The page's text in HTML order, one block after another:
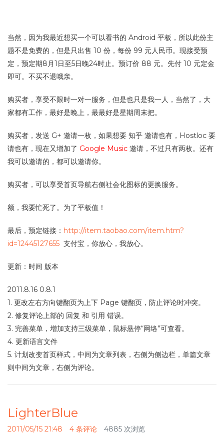
当然，因为我最近想买一个可以看书的 Android 平板，所以此份主
题不是免费的，但是只出售 10 份，每份 99 元人民币。现接受预
定，预定期8月1日至5日晚24时止。预订价 88 元。先付 10 元定金
即可。不买不退哦亲。
购买者，享受不限时一对一服务，但是也只是我一人，当然了，大
家都有工作，最好是晚上，最最好是星期周末把。
购买者，发送 G+ 邀请一枚，如果想要 知乎 邀请也有，Hostloc 要
请也有，现在又增加了 Google Music 邀请，不过只有两枚。还有
我可以邀请的，都可以邀请你。
购买者，可以享受首页导航右侧社会化图标的更换服务。
额，我要忙死了。为了平板值！
最后，预定链接： http://item.taobao.com/item.htm?
id=12445127655 支付宝，你放心，我放心。
更新：时间 版本
2011.8.16 0.8.1
1. 更改左右方向键翻页为上下 Page 键翻页，防止评论时冲突。
2. 修复评论上部的 回复 和 引用 错误。
3. 完善菜单，增加支持三级菜单，鼠标悬停“网络”可查看。
4. 更新语言文件
5. 计划改变首页样式，中间为文章列表，右侧为侧边栏，单篇文章
则中间为文章，右侧为评论。
LighterBlue
2011/05/15 21:48 4 条评论 4885 次浏览